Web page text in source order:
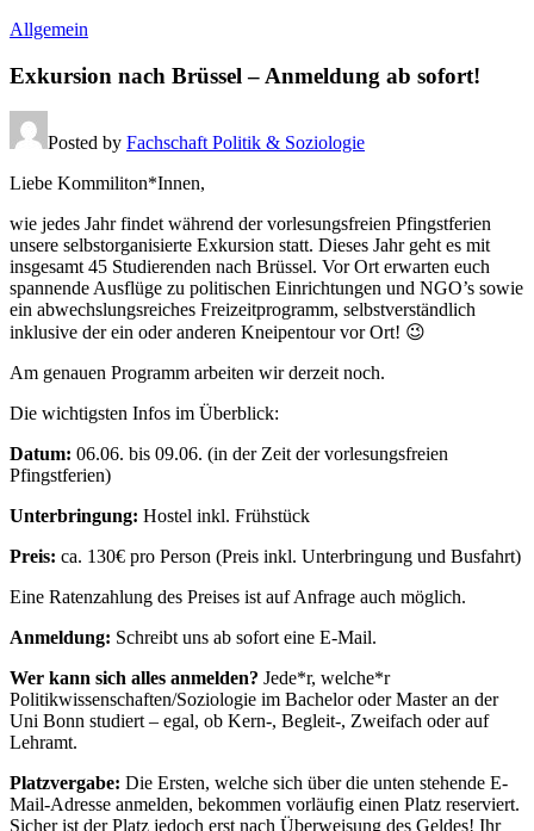
Allgemein
Exkursion nach Brüssel – Anmeldung ab sofort!
Posted by Fachschaft Politik & Soziologie
Liebe Kommiliton*Innen,
wie jedes Jahr findet während der vorlesungsfreien Pfingstferien
unsere selbstorganisierte Exkursion statt. Dieses Jahr geht es mit
insgesamt 45 Studierenden nach Brüssel. Vor Ort erwarten euch
spannende Ausflüge zu politischen Einrichtungen und NGO’s sowie
ein abwechslungsreiches Freizeitprogramm, selbstverständlich
inklusive der ein oder anderen Kneipentour vor Ort! 😉
Am genauen Programm arbeiten wir derzeit noch.
Die wichtigsten Infos im Überblick:
Datum: 06.06. bis 09.06. (in der Zeit der vorlesungsfreien
Pfingstferien)
Unterbringung: Hostel inkl. Frühstück
Preis: ca. 130€ pro Person (Preis inkl. Unterbringung und Busfahrt)
Eine Ratenzahlung des Preises ist auf Anfrage auch möglich.
Anmeldung: Schreibt uns ab sofort eine E-Mail.
Wer kann sich alles anmelden? Jede*r, welche*r
Politikwissenschaften/Soziologie im Bachelor oder Master an der
Uni Bonn studiert – egal, ob Kern-, Begleit-, Zweifach oder auf
Lehramt.
Platzvergabe: Die Ersten, welche sich über die unten stehende E-
Mail-Adresse anmelden, bekommen vorläufig einen Platz reserviert.
Sicher ist der Platz jedoch erst nach Überweisung des Geldes! Ihr